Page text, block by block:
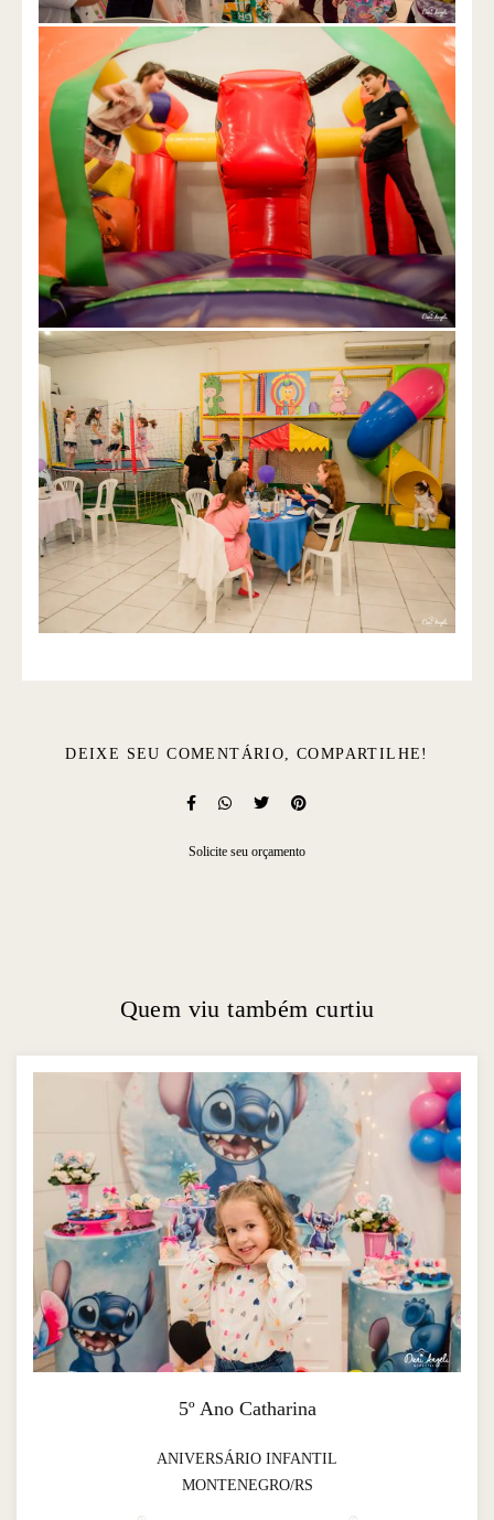
DEIXE SEU COMENTÁRIO, COMPARTILHE!
Solicite seu orçamento
Quem viu também curtiu
5º Ano Catharina
ANIVERSÁRIO INFANTIL
MONTENEGRO/RS